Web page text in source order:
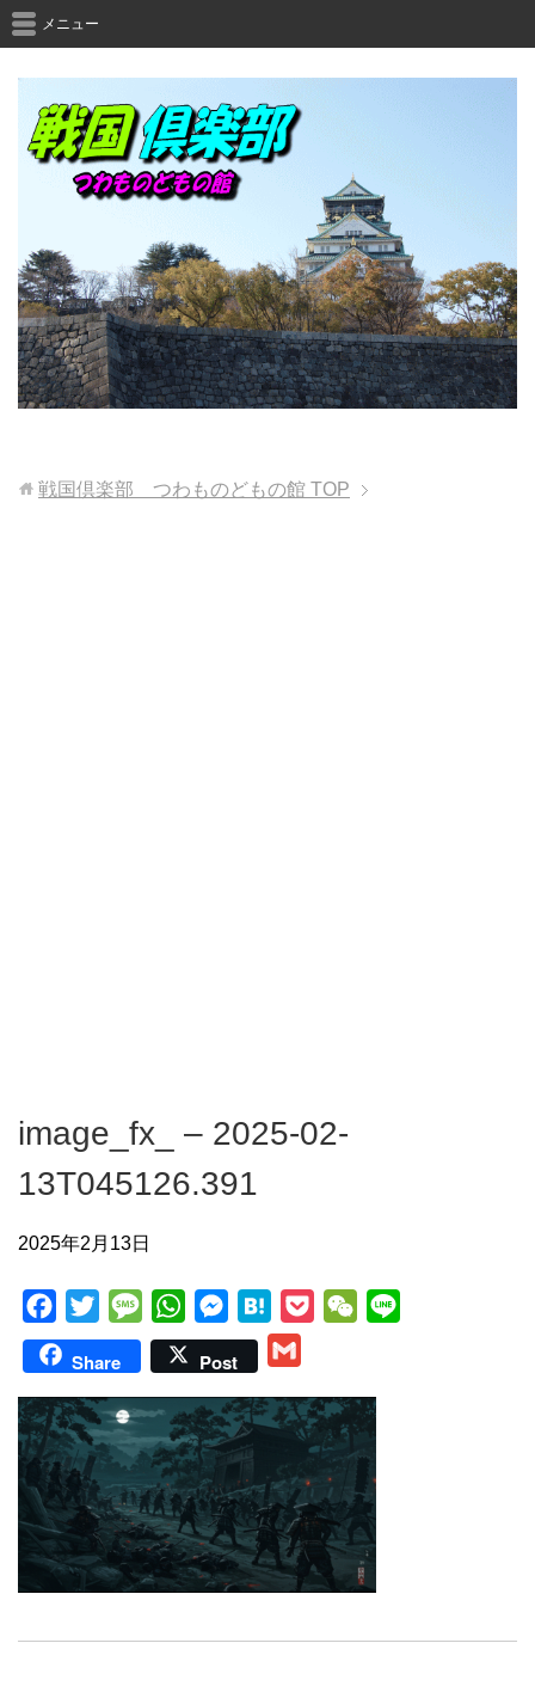
メニュー
戦国倶楽部 つわものどもの館 TOP
image_fx_ – 2025-02-
13T045126.391
2025年2月13日
a
c
e
b
o
k
w
i
t
t
r
M
e
s
s
a
g
e
W
h
a
s
A
p
p
e
s
s
e
g
e
r
a
t
e
k
W
h
Share Post
a
l